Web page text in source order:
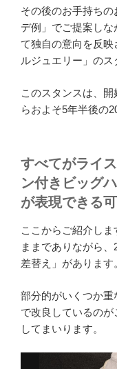
その後のお手持ち
デ例」でご提案し
て独自の意向を反
ルジュエリー」のス
このスタンスは、
らおよそ5年半後の
すべてがライ
ン付きビッグ
が表現できる
ここからご紹介し
ままでありながら
差替え」があります
部分的がいくつか
で改良しているのが
してまいります。